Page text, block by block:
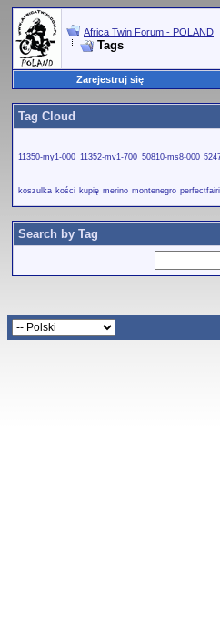
Africa Twin Forum - POLAND
Tags
Zarejestruj się
Tag Cloud
11350-my1-000 11352-mv1-700 50810-ms8-000
koszulka kości kupię merino montenegro
Search by Tag